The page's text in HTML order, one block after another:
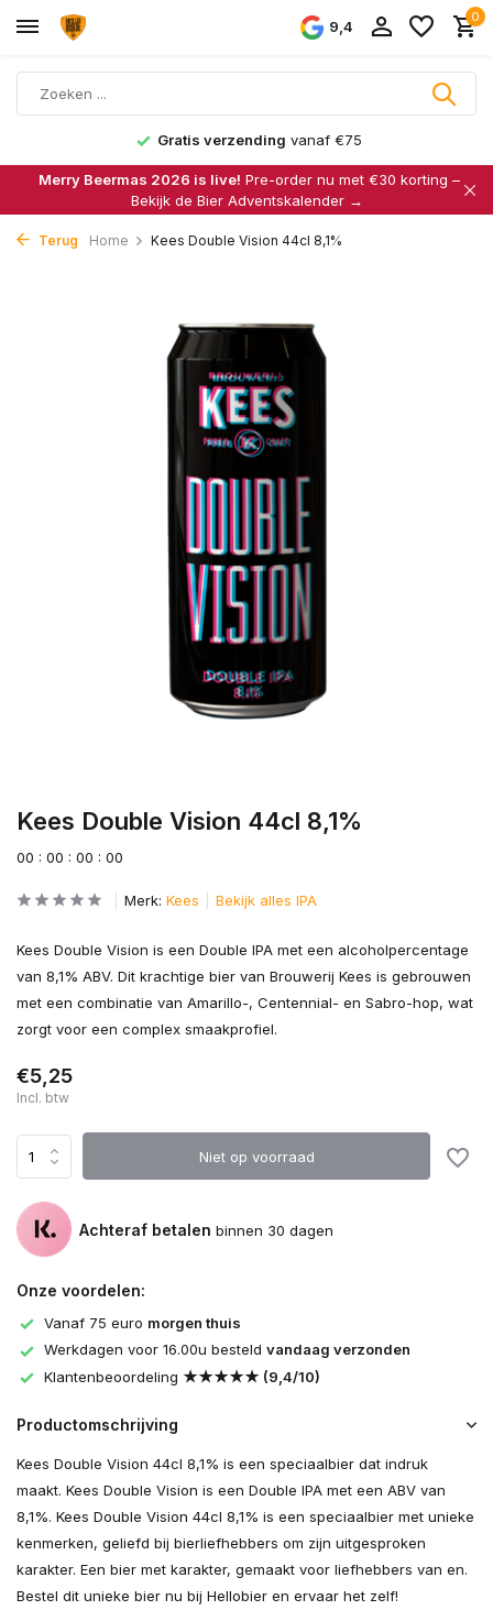
9,4
0
Gratis verzending vanaf €75
Merry Beermas 2026 is live! Pre-order nu met €30 korting –
Bekijk de Bier Adventskalender →
Terug Home Kees Double Vision 44cl 8,1%
Kees Double Vision 44cl 8,1%
00 : 00 : 00 : 00
Merk: Kees Bekijk alles IPA
Kees Double Vision is een Double IPA met een alcoholpercentage
van 8,1% ABV. Dit krachtige bier van Brouwerij Kees is gebrouwen
met een combinatie van Amarillo-, Centennial- en Sabro-hop, wat
zorgt voor een complex smaakprofiel.
€5,25
Incl. btw
Niet op voorraad
Achteraf betalen binnen 30 dagen
Onze voordelen:
Vanaf 75 euro morgen thuis
Werkdagen voor 16.00u besteld vandaag verzonden
Klantenbeoordeling ★★★★★ (9,4/10)
Productomschrijving
Kees Double Vision 44cl 8,1% is een speciaalbier dat indruk
maakt. Kees Double Vision is een Double IPA met een ABV van
8,1%. Kees Double Vision 44cl 8,1% is een speciaalbier met unieke
kenmerken, geliefd bij bierliefhebbers om zijn uitgesproken
karakter. Een bier met karakter, gemaakt voor liefhebbers van en.
Bestel dit unieke bier nu bij Hellobier en ervaar het zelf!